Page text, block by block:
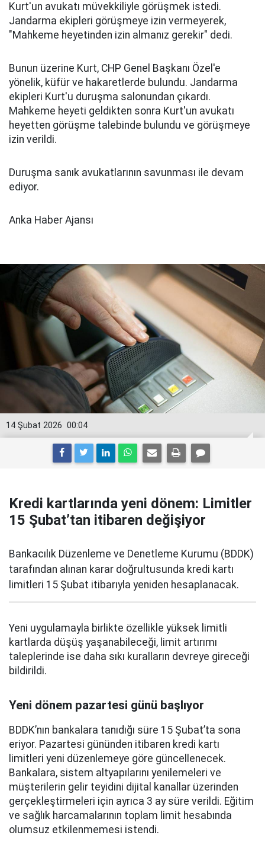
Kurt'un avukatı müvekkiliyle görüşmek istedi.
Jandarma ekipleri görüşmeye izin vermeyerek,
"Mahkeme heyetinden izin almanız gerekir" dedi.
Bunun üzerine Kurt, CHP Genel Başkanı Özel'e
yönelik, küfür ve hakaretlerde bulundu. Jandarma
ekipleri Kurt'u duruşma salonundan çıkardı.
Mahkeme heyeti geldikten sonra Kurt'un avukatı
heyetten görüşme talebinde bulundu ve görüşmeye
izin verildi.
Duruşma sanık avukatlarının savunması ile devam
ediyor.
Anka Haber Ajansı
00:04
14 Şubat 2026
Kredi kartlarında yeni dönem: Limitler
15 Şubat’tan itibaren değişiyor
Bankacılık Düzenleme ve Denetleme Kurumu (BDDK)
tarafından alınan karar doğrultusunda kredi kartı
limitleri 15 Şubat itibarıyla yeniden hesaplanacak.
Yeni uygulamayla birlikte özellikle yüksek limitli
kartlarda düşüş yaşanabileceği, limit artırımı
taleplerinde ise daha sıkı kuralların devreye gireceği
bildirildi.
Yeni dönem pazartesi günü başlıyor
BDDK’nın bankalara tanıdığı süre 15 Şubat’ta sona
eriyor. Pazartesi gününden itibaren kredi kartı
limitleri yeni düzenlemeye göre güncellenecek.
Bankalara, sistem altyapılarını yenilemeleri ve
müşterilerin gelir teyidini dijital kanallar üzerinden
gerçekleştirmeleri için ayrıca 3 ay süre verildi. Eğitim
ve sağlık harcamalarının toplam limit hesabında
olumsuz etkilenmemesi istendi.